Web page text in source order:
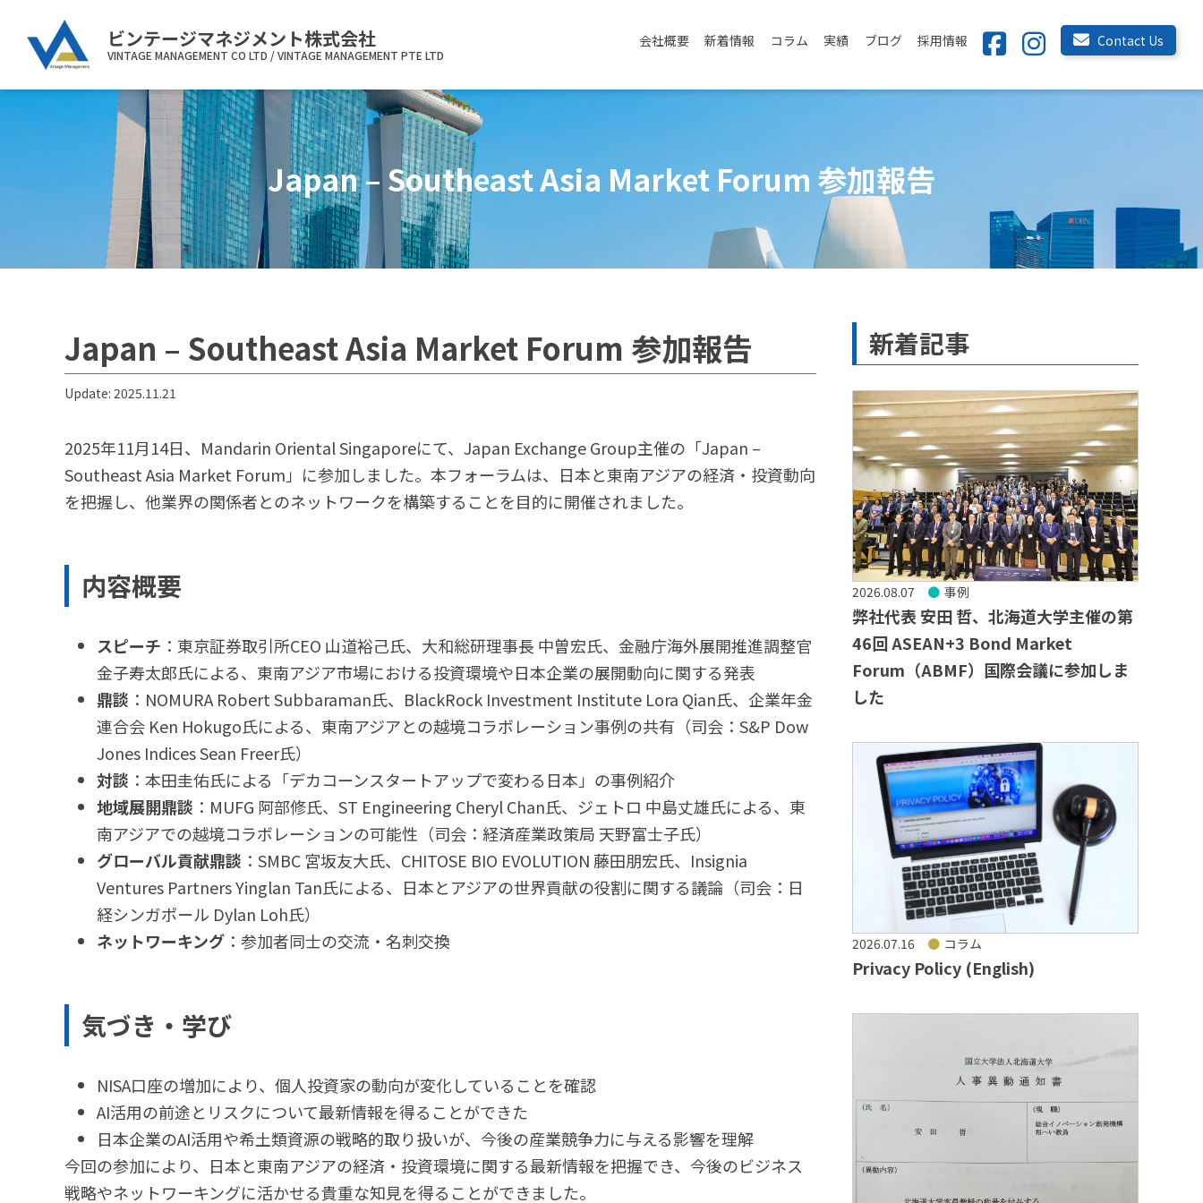
ビンテージマネジメント株式会社
VINTAGE MANAGEMENT CO LTD / VINTAGE MANAGEMENT PTE LTD
会社概要 新着情報 コラム 実績 ブログ 採用情報 Contact Us
Japan – Southeast Asia Market Forum 参加報告
Japan – Southeast Asia Market Forum 参加報告
Update: 2025.11.21
2025年11月14日、Mandarin Oriental Singaporeにて、Japan Exchange Group主催の「Japan –
Southeast Asia Market Forum」に参加しました。本フォーラムは、日本と東南アジアの経済・投資動向
を把握し、他業界の関係者とのネットワークを構築することを目的に開催されました。
内容概要
スピーチ ：東京証券取引所CEO 山道裕己氏、大和総研理事長 中曽宏氏、金融庁海外展開推進調整官
金子寿太郎氏による、東南アジア市場における投資環境や日本企業の展開動向に関する発表
鼎談 ：NOMURA Robert Subbaraman氏、BlackRock Investment Institute Lora Qian氏、企業年金
連合会 Ken Hokugo氏による、東南アジアとの越境コラボレーション事例の共有（司会：S&P Dow
Jones Indices Sean Freer氏）
対談 ：本田圭佑氏による「デカコーンスタートアップで変わる日本」の事例紹介
地域展開鼎談 ：MUFG 阿部修氏、ST Engineering Cheryl Chan氏、ジェトロ 中島丈雄氏による、東
南アジアでの越境コラボレーションの可能性（司会：経済産業政策局 天野富士子氏）
グローバル貢献鼎談 ：SMBC 宮坂友大氏、CHITOSE BIO EVOLUTION 藤田朋宏氏、Insignia
Ventures Partners Yinglan Tan氏による、日本とアジアの世界貢献の役割に関する議論（司会：日
経シンガポール Dylan Loh氏）
ネットワーキング ：参加者同士の交流・名刺交換
気づき・学び
NISA口座の増加により、個人投資家の動向が変化していることを確認
AI活用の前途とリスクについて最新情報を得ることができた
日本企業のAI活用や希土類資源の戦略的取り扱いが、今後の産業競争力に与える影響を理解
今回の参加により、日本と東南アジアの経済・投資環境に関する最新情報を把握でき、今後のビジネス
戦略やネットワーキングに活かせる貴重な知見を得ることができました。
新着記事
2026.08.07 事例
弊社代表 安田 哲、北海道大学主催の第
46回 ASEAN+3 Bond Market
Forum（ABMF）国際会議に参加しま
した
2026.07.16 コラム
Privacy Policy (English)